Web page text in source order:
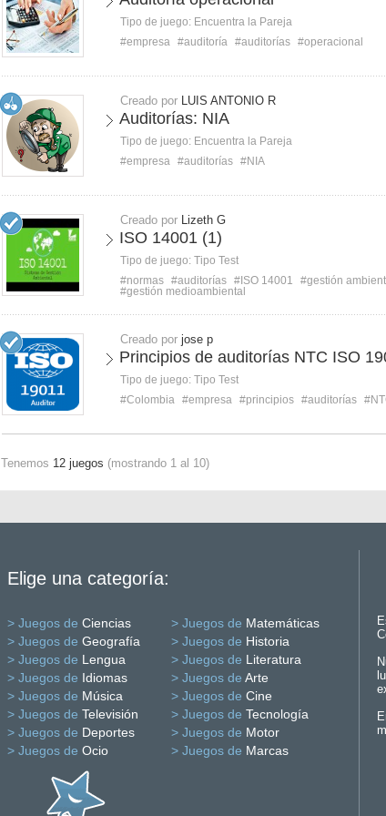
Tipo de juego: Encuentra la Pareja
#empresa #auditoría #auditorías #operacional
Creado por LUIS ANTONIO R
Auditorías: NIA
Tipo de juego: Encuentra la Pareja
#empresa #auditorías #NIA
Creado por Lizeth G
ISO 14001 (1)
Tipo de juego: Tipo Test
#normas #auditorías #ISO 14001
#gestión
#gestión medioambiental
Creado por jose p
Principios de auditorías NTC ISO
Tipo de juego: Tipo Test
#Colombia #empresa #principios #auditorías
Tenemos 12 juegos (mostrando 1 al 10)
Elige una categoría:
> Juegos de Ciencias > Juegos de Matemáticas
> Juegos de Geografía > Juegos de Historia
> Juegos de Lengua > Juegos de Literatura
> Juegos de Idiomas > Juegos de Arte
> Juegos de Música > Juegos de Cine
> Juegos de Televisión > Juegos de Tecnología
> Juegos de Deportes > Juegos de Motor
> Juegos de Ocio > Juegos de Marcas